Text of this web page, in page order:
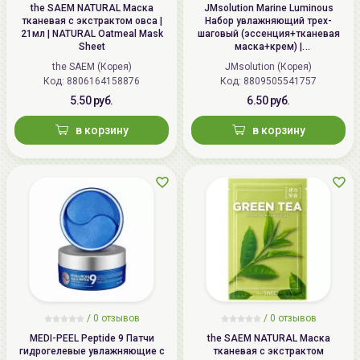
the SAEM NATURAL Маска
тканевая с экстрактом овса |
21мл | NATURAL Oatmeal Mask
Sheet
the SAEM (Корея)
Код: 8806164158876
5.50 руб.
в корзину
JMsolution Marine Luminous
Набор увлажняющий трех-
шаговый (эссенция+тканевая
маска+крем) |
1.5мл+27мл+1.5мл | Marine
Luminous Pearl Deep Moisture
Mask
JMsolution (Корея)
Код: 8809505541757
6.50 руб.
в корзину
/ 0 отзывов
MEDI-PEEL Peptide 9 Патчи
гидрогелевые увлажняющие с
/ 0 отзывов
the SAEM NATURAL Маска
тканевая с экстрактом